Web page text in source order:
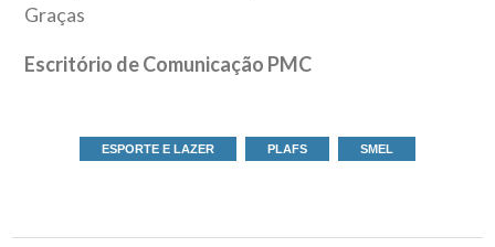
Graças
Escritório de Comunicação PMC
ESPORTE E LAZER PLAFS SMEL